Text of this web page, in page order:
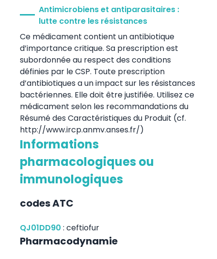
Antimicrobiens et antiparasitaires :
lutte contre les résistances
Ce médicament contient un antibiotique
d’importance critique. Sa prescription est
subordonnée au respect des conditions
définies par le CSP. Toute prescription
d’antibiotiques a un impact sur les résistances
bactériennes. Elle doit être justifiée. Utilisez ce
médicament selon les recommandations du
Résumé des Caractéristiques du Produit (cf.
http://www.ircp.anmv.anses.fr/)
Informations
pharmacologiques ou
immunologiques
codes ATC
QJ01DD90 : ceftiofur
Pharmacodynamie